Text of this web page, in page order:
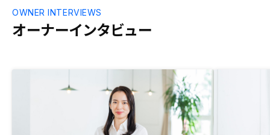
オーナーインタビュー
OWNER INTERVIEWS